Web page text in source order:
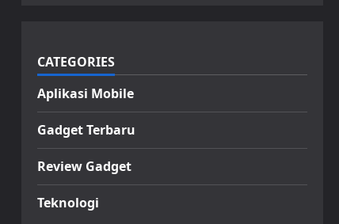
CATEGORIES
Aplikasi Mobile
Gadget Terbaru
Review Gadget
Teknologi